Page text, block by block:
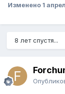
Изменено 1
8 лет спустя...